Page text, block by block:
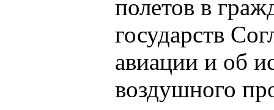
полетов в
государств
авиации и об
воздушного